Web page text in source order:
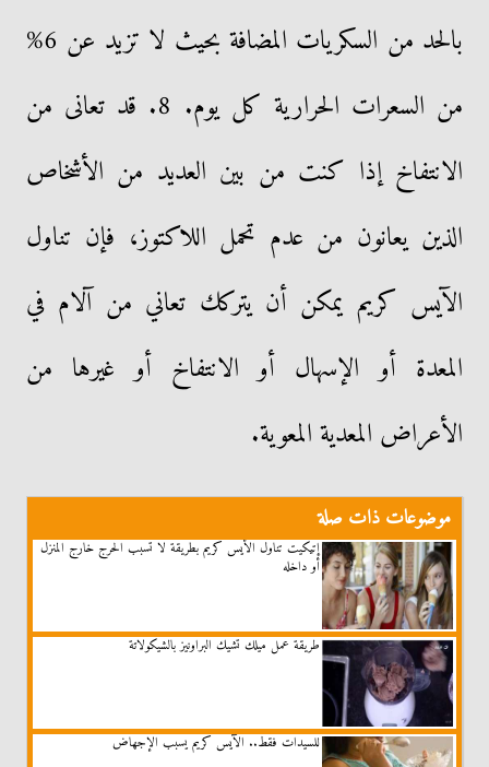
بالحد من السكريات المضافة بحيث لا تزيد عن 6%
من السعرات الحرارية كل يوم. 8. قد تعانى من
الانتفاخ إذا كنت من بين العديد من الأشخاص
الذين يعانون من عدم تحمل اللاكتوز، فإن تناول
الآيس كريم يمكن أن يتركك تعاني من آلام في
المعدة أو الإسهال أو الانتفاخ أو غيرها من
الأعراض المعدية المعوية.
موضوعات ذات صلة
إتيكيت تناول الأيس كريم بطريقة لا تسبب الحرج خارج المنزل
أو داخله
طريقة عمل ميلك تشيك البراونيز بالشيكولاتة
للسيدات فقط.. الآيس كريم يسبب الإجهاض